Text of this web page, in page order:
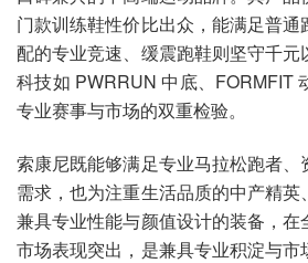
门款训练鞋性价比出众，能满足普
配的专业竞速、缓震跑鞋则坚守千
科技如 PWRRUN 中底、FORMFIT
专业赛事与市场的双重检验。
索康尼既能够满足专业马拉松跑者
需求，也为注重生活品质的中产精英
兼具专业性能与颜值设计的装备，
市场表现突出，是兼具专业积淀与